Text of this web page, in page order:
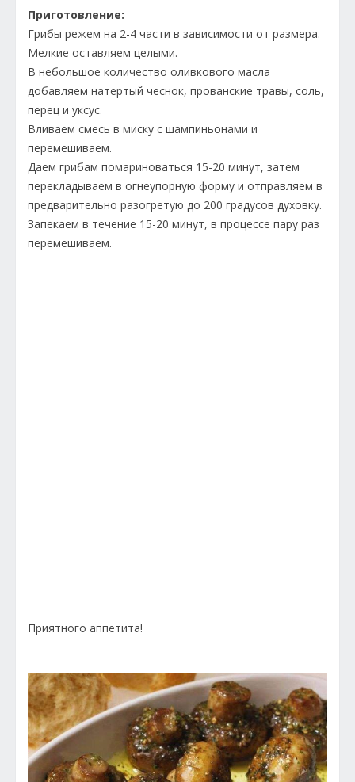
Приготовление:
Грибы режем на 2-4 части в зависимости от размера.
Мелкие оставляем целыми.
В небольшое количество оливкового масла
добавляем натертый чеснок, прованские травы, соль,
перец и уксус.
Вливаем смесь в миску с шампиньонами и
перемешиваем.
Даем грибам помариноваться 15-20 минут, затем
перекладываем в огнеупорную форму и отправляем в
предварительно разогретую до 200 градусов духовку.
Запекаем в течение 15-20 минут, в процессе пару раз
перемешиваем.
Приятного аппетита!